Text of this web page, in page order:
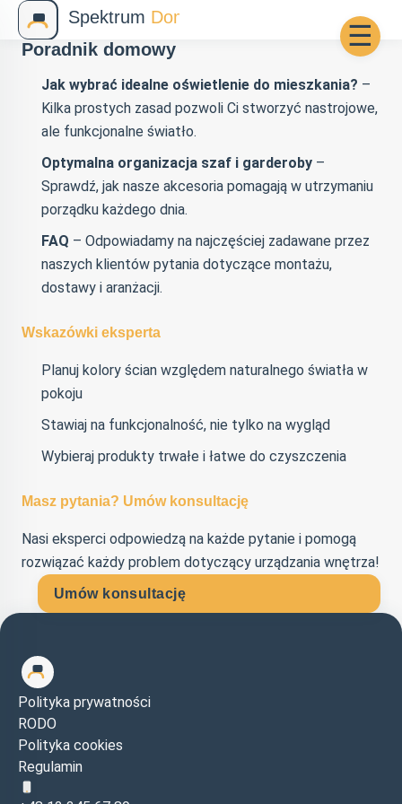
☰
Poradnik domowy
Jak wybrać idealne oświetlenie do mieszkania? –
Kilka prostych zasad pozwoli Ci stworzyć nastrojowe,
ale funkcjonalne światło.
Optymalna organizacja szaf i garderoby –
Sprawdź, jak nasze akcesoria pomagają w utrzymaniu
porządku każdego dnia.
FAQ – Odpowiadamy na najczęściej zadawane przez
naszych klientów pytania dotyczące montażu,
dostawy i aranżacji.
Wskazówki eksperta
Planuj kolory ścian względem naturalnego światła w
pokoju
Stawiaj na funkcjonalność, nie tylko na wygląd
Wybieraj produkty trwałe i łatwe do czyszczenia
Masz pytania? Umów konsultację
Nasi eksperci odpowiedzą na każde pytanie i pomogą
rozwiązać każdy problem dotyczący urządzania wnętrza!
Umów konsultację
Polityka prywatności
RODO
Polityka cookies
Regulamin